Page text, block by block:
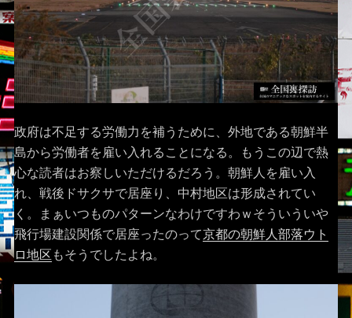
政府は不足する労働力を補うために、外地である朝鮮半
島から労働者を雇い入れることになる。もうこの辺で熱
心な読者はお察しいただけるだろう。朝鮮人を雇い入
れ、戦後ドサクサで居座り、中村地区は形成されてい
く。まぁいつものパターンなわけですわｗそういういや
飛行場建設関係で居座ったのって京都の朝鮮人部落ウト
ロ地区 もそうでしたよね。